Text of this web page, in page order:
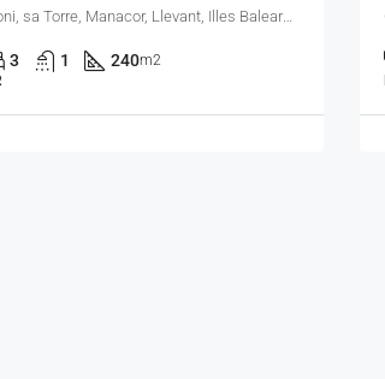
Carrer de Sant Jeroni, sa Torre, Manacor, Llevant, Illes Balears, 07500, España
3 1 240m2